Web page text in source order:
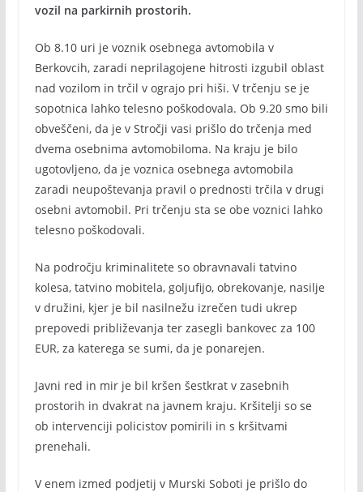
vozil na parkirnih prostorih.
Ob 8.10 uri je voznik osebnega avtomobila v
Berkovcih, zaradi neprilagojene hitrosti izgubil oblast
nad vozilom in trčil v ograjo pri hiši. V trčenju se je
sopotnica lahko telesno poškodovala. Ob 9.20 smo bili
obveščeni, da je v Stročji vasi prišlo do trčenja med
dvema osebnima avtomobiloma. Na kraju je bilo
ugotovljeno, da je voznica osebnega avtomobila
zaradi neupoštevanja pravil o prednosti trčila v drugi
osebni avtomobil. Pri trčenju sta se obe voznici lahko
telesno poškodovali.
Na področju kriminalitete so obravnavali tatvino
kolesa, tatvino mobitela, goljufijo, obrekovanje, nasilje
v družini, kjer je bil nasilnežu izrečen tudi ukrep
prepovedi približevanja ter zasegli bankovec za 100
EUR, za katerega se sumi, da je ponarejen.
Javni red in mir je bil kršen šestkrat v zasebnih
prostorih in dvakrat na javnem kraju. Kršitelji so se
ob intervenciji policistov pomirili in s kršitvami
prenehali.
V enem izmed podjetij v Murski Soboti je prišlo do